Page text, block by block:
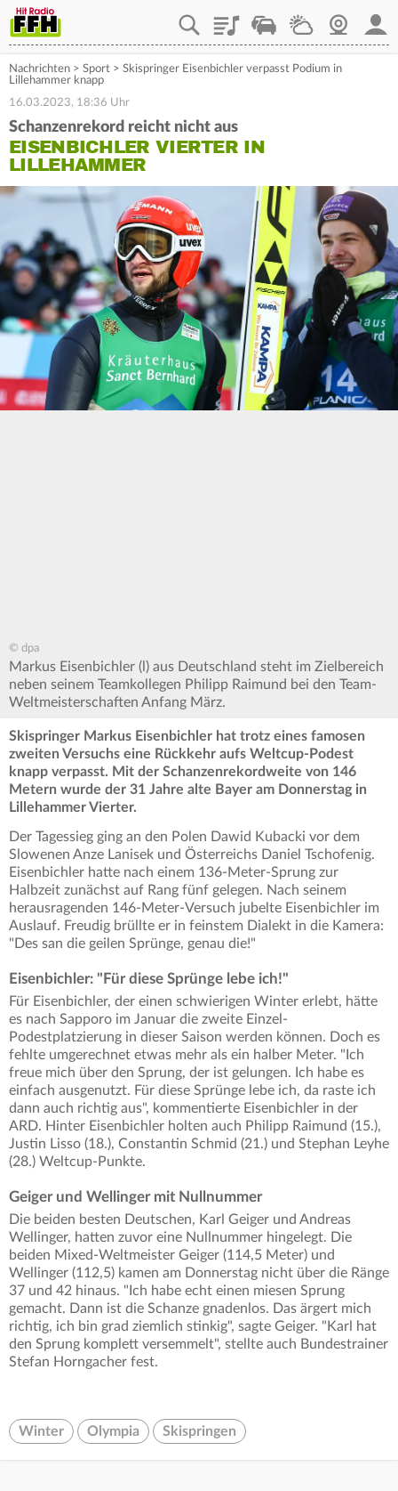
PlaylistStaupilotWetterWebcam
Nachrichten > Sport > Skispringer Eisenbichler verpasst Podium in
Lillehammer knapp
16.03.2023, 18:36 Uhr
Schanzenrekord reicht nicht aus
EISENBICHLER VIERTER IN
LILLEHAMMER
© dpa
Markus Eisenbichler (l) aus Deutschland steht im Zielbereich
neben seinem Teamkollegen Philipp Raimund bei den Team-
Weltmeisterschaften Anfang März.
Skispringer Markus Eisenbichler hat trotz eines famosen
zweiten Versuchs eine Rückkehr aufs Weltcup-Podest
knapp verpasst. Mit der Schanzenrekordweite von 146
Metern wurde der 31 Jahre alte Bayer am Donnerstag in
Lillehammer Vierter.
Der Tagessieg ging an den Polen Dawid Kubacki vor dem
Slowenen Anze Lanisek und Österreichs Daniel Tschofenig.
Eisenbichler hatte nach einem 136-Meter-Sprung zur
Halbzeit zunächst auf Rang fünf gelegen. Nach seinem
herausragenden 146-Meter-Versuch jubelte Eisenbichler im
Auslauf. Freudig brüllte er in feinstem Dialekt in die Kamera:
"Des san die geilen Sprünge, genau die!"
Eisenbichler: "Für diese Sprünge lebe ich!"
Für Eisenbichler, der einen schwierigen Winter erlebt, hätte
es nach Sapporo im Januar die zweite Einzel-
Podestplatzierung in dieser Saison werden können. Doch es
fehlte umgerechnet etwas mehr als ein halber Meter. "Ich
freue mich über den Sprung, der ist gelungen. Ich habe es
einfach ausgenutzt. Für diese Sprünge lebe ich, da raste ich
dann auch richtig aus", kommentierte Eisenbichler in der
ARD. Hinter Eisenbichler holten auch Philipp Raimund (15.),
Justin Lisso (18.), Constantin Schmid (21.) und Stephan Leyhe
(28.) Weltcup-Punkte.
Geiger und Wellinger mit Nullnummer
Die beiden besten Deutschen, Karl Geiger und Andreas
Wellinger, hatten zuvor eine Nullnummer hingelegt. Die
beiden Mixed-Weltmeister Geiger (114,5 Meter) und
Wellinger (112,5) kamen am Donnerstag nicht über die Ränge
37 und 42 hinaus. "Ich habe echt einen miesen Sprung
gemacht. Dann ist die Schanze gnadenlos. Das ärgert mich
richtig, ich bin grad ziemlich stinkig", sagte Geiger. "Karl hat
den Sprung komplett versemmelt", stellte auch Bundestrainer
Stefan Horngacher fest.
Winter Olympia Skispringen